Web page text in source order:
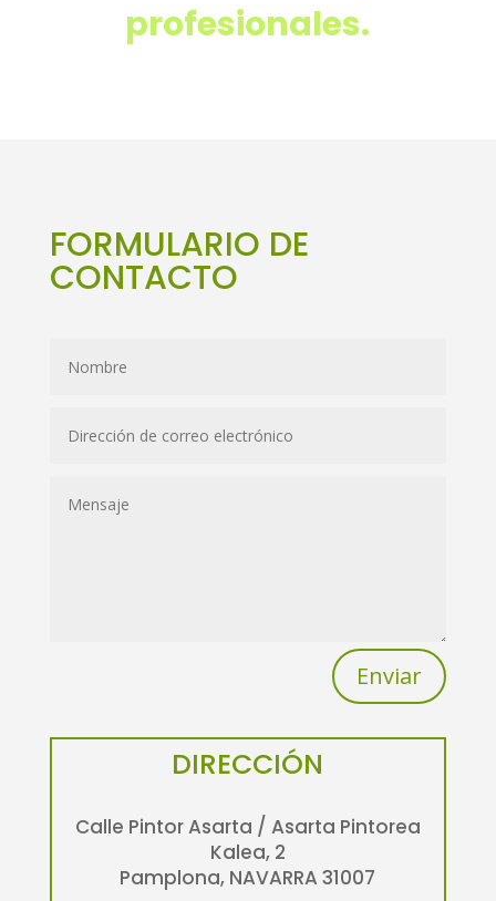
profesionales.
FORMULARIO DE
CONTACTO
Enviar
DIRECCIÓN
Calle Pintor Asarta / Asarta Pintorea
Kalea, 2
Pamplona, NAVARRA 31007